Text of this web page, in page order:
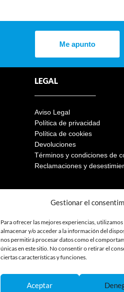
Gestionar el
Para ofrecer las mejores experiencias,
almacenar y/o acceder a la información del
nos permitirá procesar datos como el
únicas en este sitio. No consentir o retirar el
ciertas características y funciones.
Aceptar
Me apunto
LEGAL
Aviso Legal
Política de privacidad
Política de cookies
Devoluciones
Términos y condiciones de
Reclamaciones y